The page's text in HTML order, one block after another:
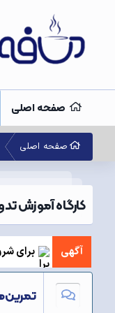
صفحه اصلی
صفحه اصلی
کارگاه آموزش
آگهی برای